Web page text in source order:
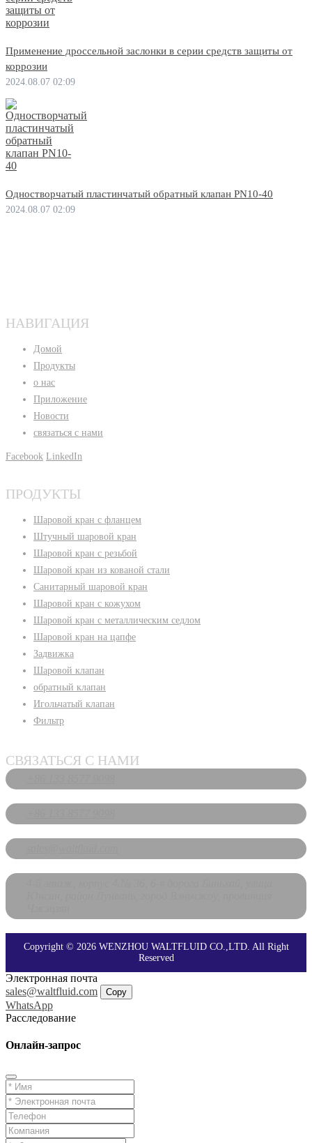
Применение дроссельной заслонки в серии средств защиты от
коррозии
2024.08.07 02:09
Одностворчатый пластинчатый обратный клапан PN10-40
2024.08.07 02:09
НАВИГАЦИЯ
Домой
Продукты
о нас
Приложение
Новости
связаться с нами
Facebook LinkedIn
ПРОДУКТЫ
Шаровой кран с фланцем
Штучный шаровой кран
Шаровой кран с резьбой
Шаровой кран из кованой стали
Санитарный шаровой кран
Шаровой кран с кожухом
Шаровой кран с металлическим седлом
Шаровой кран на цапфе
Задвижка
Шаровой клапан
обратный клапан
Игольчатый клапан
Фильтр
СВЯЗАТЬСЯ С НАМИ
Copyright © 2026 WENZHOU WALTFLUID CO.,LTD. All Right
Reserved
Электронная почта
sales@waltfluid.com
Copy
WhatsApp
Расследование
Онлайн-запрос